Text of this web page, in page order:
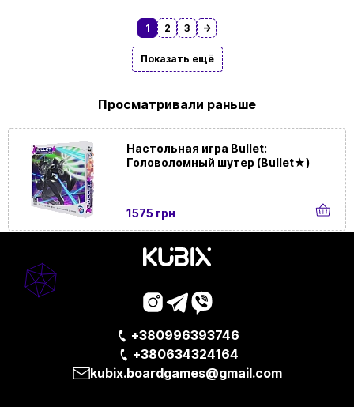
1 2 3 →
Показать ещё
Просматривали раньше
Настольная игра Bullet:
Головоломный шутер (Bullet★)
1575 грн
+380996393746
+380634324164
kubix.boardgames@gmail.com